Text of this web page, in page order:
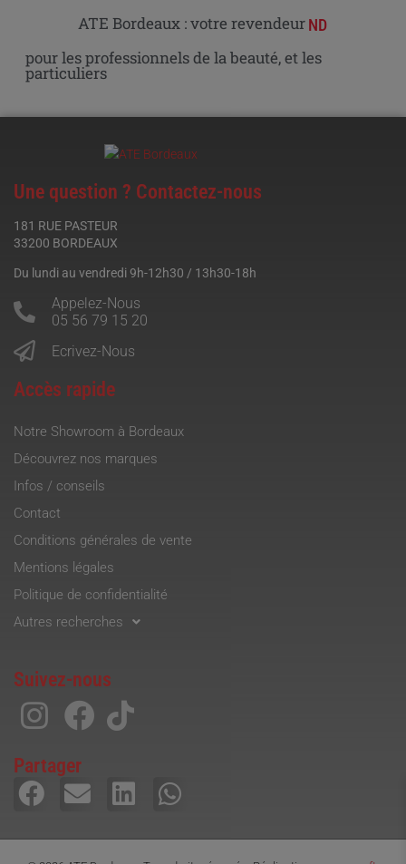
ATE Bordeaux : votre revendeurND
pour les professionnels de la beauté, et les
particuliers
Une question ? Contactez-nous
181 RUE PASTEUR
33200 BORDEAUX
Du lundi au vendredi 9h-12h30 / 13h30-18h
Appelez-Nous
05 56 79 15 20
Ecrivez-Nous
Accès rapide
Notre Showroom à Bordeaux
Découvrez nos marques
Infos / conseils
Contact
Conditions générales de vente
Mentions légales
Politique de confidentialité
Autres recherches
Suivez-nous
Partager